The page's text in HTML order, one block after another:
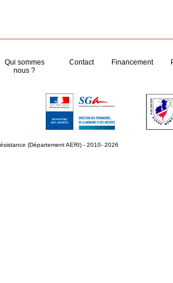
Qui sommes
nous ?
Contact Financement
(Département AERI) - 2010- 2026